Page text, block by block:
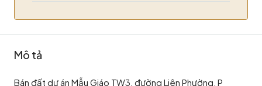
Mô tả
Bán đất dự án Mẫu Giáo TW3, đường Liên Phường, P